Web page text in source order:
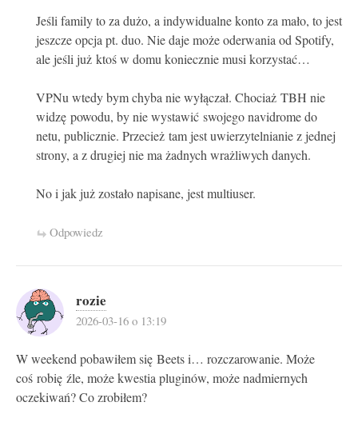
Jeśli family to za dużo, a indywidualne konto za mało, to jest
jeszcze opcja pt. duo. Nie daje może oderwania od Spotify,
ale jeśli już ktoś w domu koniecznie musi korzystać…
VPNu wtedy bym chyba nie wyłączał. Chociaż TBH nie
widzę powodu, by nie wystawić swojego navidrome do
netu, publicznie. Przecież tam jest uwierzytelnianie z jednej
strony, a z drugiej nie ma żadnych wrażliwych danych.
No i jak już zostało napisane, jest multiuser.
Odpowiedz
rozie
2026-03-16 o 13:19
W weekend pobawiłem się Beets i… rozczarowanie. Może
coś robię źle, może kwestia pluginów, może nadmiernych
oczekiwań? Co zrobiłem?